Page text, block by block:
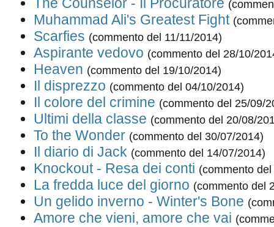
The Counselor - Il Procuratore
Muhammad Ali's Greatest Fight
Scarfies (commento del 11/11/2014)
Aspirante vedovo (commento del 28/10/
Heaven (commento del 19/10/2014)
Il disprezzo (commento del 04/10/2014)
Il colore del crimine (commento del 25/09/
Ultimi della classe (commento del 20/08/
To the Wonder (commento del 30/07/2014)
Il diario di Jack (commento del 14/07/2014)
Knockout - Resa dei conti (commento
La fredda luce del giorno (commento del
Un gelido inverno - Winter's Bone
Amore che vieni, amore che vai